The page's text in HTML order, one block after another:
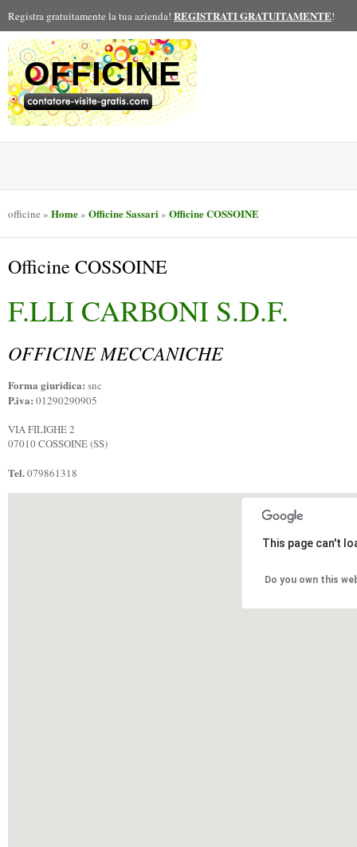
Registra gratuitamente la tua azienda! REGISTRATI GRATUITAMENTE!
OFFICINE
officine » Home» Officine Sassari» Officine COSSOINE
Officine COSSOINE
F.LLI CARBONI S.D.F.
OFFICINE MECCANICHE
Forma giuridica: snc
P.iva: 01290290905
VIA FILIGHE 2
07010 COSSOINE (SS)
Tel.079861318
This page can't
Do you own this